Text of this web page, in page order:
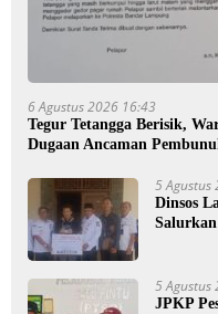
6 Agustus 2026 16:43
Tegur Tetangga Berisik,
Dugaan Ancaman
5 Agustus
Dinsos
5 Agustus
JPKP